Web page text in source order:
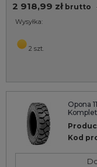
2 918,99 zł brutto
Wysyłka:
2 szt.
Opona
Kod